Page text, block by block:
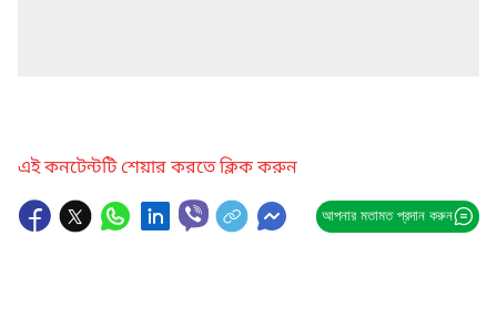
এই কনটেন্টটি শেয়ার করতে ক্লিক করুন
আপনার মতামত প্রদান করুন